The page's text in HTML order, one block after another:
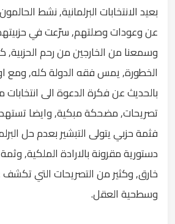
بعيد الانتخابات البرلمانية, نشط
عن وعودات وصلتهم, سرّعت في حزبيتهم
وسمعنا من الخارجين من رحم الحزبية,
الخطورة, يمس فقه الدولة كله, ومع
بالحديث عن فكرة الدعوة الى
تصريحات, مضحكة مبكية, وايضا
فثمة حزبي يتولى التبشير بعدم حل
دستورية مقرونة بالارادة الملكية,
خارق, وكثير من التصريحات التي
وسطحية العقل.